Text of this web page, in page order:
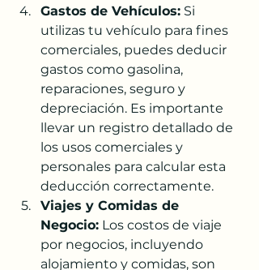
Gastos de Vehículos: Si
utilizas tu vehículo para fines
comerciales, puedes deducir
gastos como gasolina,
reparaciones, seguro y
depreciación. Es importante
llevar un registro detallado de
los usos comerciales y
personales para calcular esta
deducción correctamente.
Viajes y Comidas de
Negocio: Los costos de viaje
por negocios, incluyendo
alojamiento y comidas, son